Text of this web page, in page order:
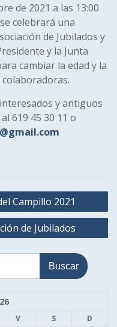
de 2021 a las 13:00
celebrará una
de Jubilados y
y la Junta
cambiar la edad y la
y antiguos
619 45 30 11 o
Campillo 2021
de Jubilados
V S
D